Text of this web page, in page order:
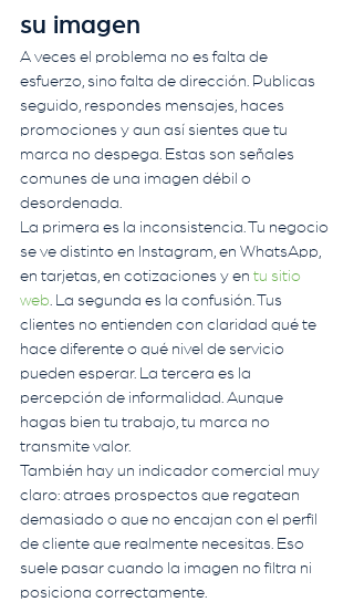
su imagen
A veces el problema no es falta de
esfuerzo, sino falta de dirección. Publicas
seguido, respondes mensajes, haces
promociones y aun así sientes que tu
marca no despega. Estas son señales
comunes de una imagen débil o
desordenada.
La primera es la inconsistencia. Tu negocio
se ve distinto en Instagram, en WhatsApp,
en tarjetas, en cotizaciones y en tu sitio
web. La segunda es la confusión. Tus
clientes no entienden con claridad qué te
hace diferente o qué nivel de servicio
pueden esperar. La tercera es la
percepción de informalidad. Aunque
hagas bien tu trabajo, tu marca no
transmite valor.
También hay un indicador comercial muy
claro: atraes prospectos que regatean
demasiado o que no encajan con el perfil
de cliente que realmente necesitas. Eso
suele pasar cuando la imagen no filtra ni
posiciona correctamente.